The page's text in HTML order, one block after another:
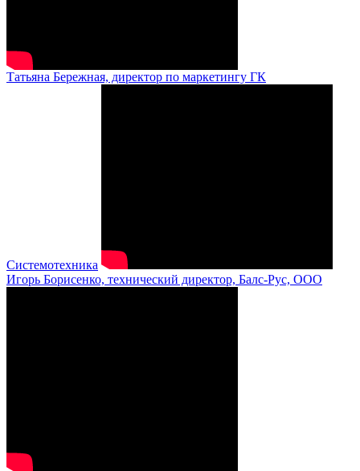
Татьяна Бережная, директор по маркетингу ГК
Системотехника
Игорь Борисенко, технический директор, Балс-Рус, ООО